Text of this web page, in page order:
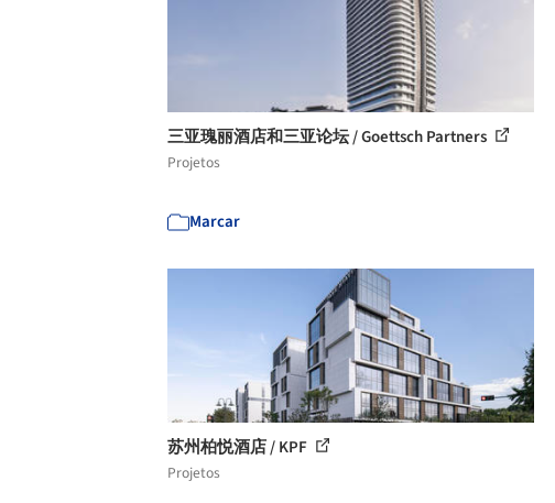
三亚瑰丽酒店和三亚论坛 / Goettsch Partners
Projetos
Marcar
苏州柏悦酒店 / KPF
Projetos